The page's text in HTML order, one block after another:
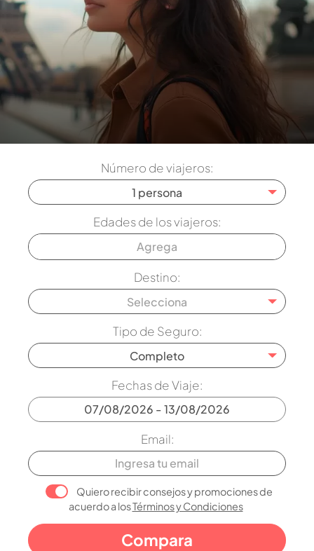
Número de viajeros:
1 persona
Edades de los viajeros:
Destino:
Selecciona
Tipo de Seguro:
Completo
Fechas de Viaje:
Email:
Quiero recibir consejos y promociones de
acuerdo a losTérminos y Condiciones